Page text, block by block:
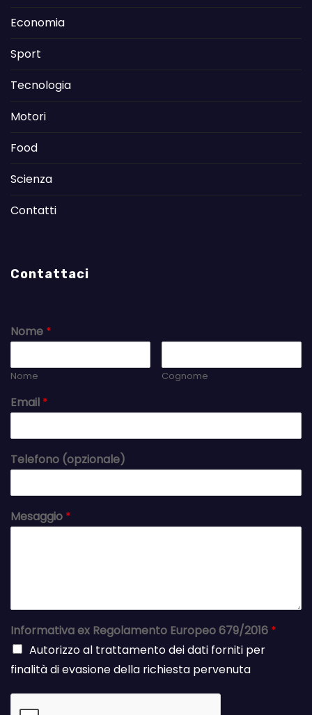
Economia
Sport
Tecnologia
Motori
Food
Scienza
Contatti
Contattaci
Nome *
Nome Cognome
Email *
Telefono (opzionale)
Mesaggio *
Informativa ex Regolamento Europeo 679/2016 *
Autorizzo al trattamento dei dati forniti per
finalità di evasione della richiesta pervenuta